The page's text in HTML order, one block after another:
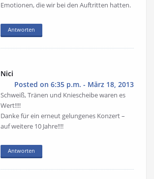
Emotionen, die wir bei den Auftritten hatten.
Antworten
Nici
Posted on 6:35 p.m. - März 18, 2013
Schweiß, Tränen und Kniescheibe waren es
Wert!!!!
Danke für ein erneut gelungenes Konzert –
auf weitere 10 Jahre!!!!
Antworten